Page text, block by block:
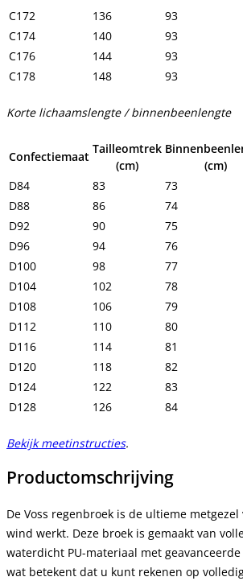
C172
136 93
C174
140 93
C176
144 93
C178
148 93
Korte lichaamslengte / binnenbeenlengte
Confectiemaat
Tailleomtrek
(cm)
(cm)
D84
83 73
D88
86 74
D92
90 75
D96
94 76
D100
98 77
D104
102 78
D108
106 79
D112
110 80
D116
114 81
D120
118 82
D124
122 83
D128
126 84
Bekijk meetinstructies.
Productomschrijving
De Voss regenbroek is de ultieme
wind werkt. Deze broek is gemaakt van
waterdicht PU-materiaal met
wat betekent dat u kunt rekenen op